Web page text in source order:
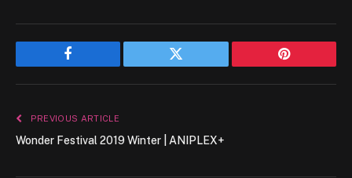
Facebook Twitter Pinterest
PREVIOUS ARTICLE
Wonder Festival 2019 Winter | ANIPLEX+